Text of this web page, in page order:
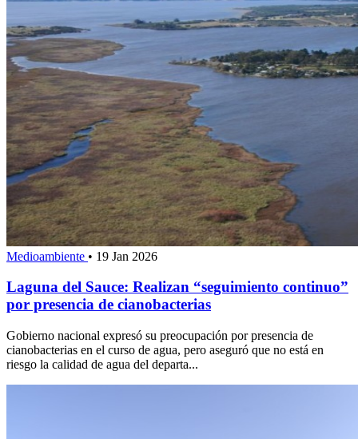
Medioambiente • 19 Jan 2026
Laguna del Sauce: Realizan “seguimiento continuo”
por presencia de cianobacterias
Gobierno nacional expresó su preocupación por presencia de
cianobacterias en el curso de agua, pero aseguró que no está en
riesgo la calidad de agua del departa...